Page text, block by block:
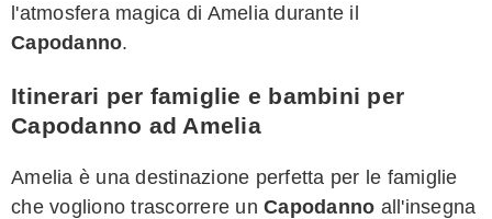
l'atmosfera magica di Amelia durante il
Capodanno.
Itinerari per famiglie e bambini per
Capodanno ad Amelia
Amelia è una destinazione perfetta per le famiglie
che vogliono trascorrere un Capodanno all'insegna